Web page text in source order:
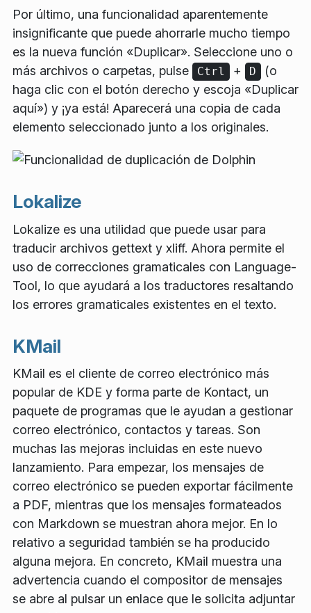
Por último, una funcionalidad aparentemente
insignificante que puede ahorrarle mucho tiempo
es la nueva función «Duplicar». Seleccione uno o
más archivos o carpetas, pulse
Ctrl + D
(o
haga clic con el botón derecho y escoja «Duplicar
aquí») y ¡ya está! Aparecerá una copia de cada
elemento seleccionado junto a los originales.
Lokalize
Lokalize es una utilidad que puede usar para
traducir archivos gettext y xliff. Ahora permite el
uso de correcciones gramaticales con Language-
Tool, lo que ayudará a los traductores resaltando
los errores gramaticales existentes en el texto.
KMail
KMail es el cliente de correo electrónico más
popular de KDE y forma parte de Kontact, un
paquete de programas que le ayudan a gestionar
correo electrónico, contactos y tareas. Son
muchas las mejoras incluidas en este nuevo
lanzamiento. Para empezar, los mensajes de
correo electrónico se pueden exportar fácilmente
a PDF, mientras que los mensajes formateados
con Markdown se muestran ahora mejor. En lo
relativo a seguridad también se ha producido
alguna mejora. En concreto, KMail muestra una
advertencia cuando el compositor de mensajes
se abre al pulsar un enlace que le solicita adjuntar